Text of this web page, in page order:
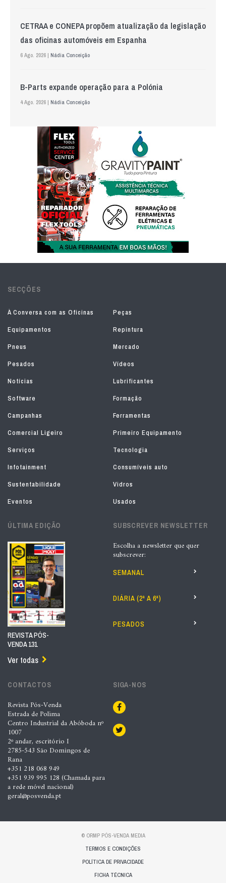
CETRAA e CONEPA propõem atualização da legislação
das oficinas automóveis em Espanha
6 Ago. 2026 | Nádia Conceição
B-Parts expande operação para a Polónia
4 Ago. 2026 | Nádia Conceição
SECÇÕES
À Conversa com as Oficinas
Peças
Equipamentos
Repintura
Pneus
Mercado
Pesados
Vídeos
Notícias
Lubrificantes
Software
Formação
Campanhas
Ferramentas
Comercial Ligeiro
Primeiro Equipamento
Serviços
Tecnologia
Infotainment
Consumíveis auto
Sustentabilidade
Vidros
Eventos
Usados
ÚLTIMA EDIÇÃO
REVISTA PÓS-
VENDA 131
Ver todas
SUBSCREVER NEWSLETTER
Escolha a newsletter que quer
subscrever:
SEMANAL
DIÁRIA (2ª A 6ª)
PESADOS
CONTACTOS
Revista Pós-Venda
Estrada de Polima
Centro Industrial da Abóboda nº
1007
2º andar, escritório I
2785-543 São Domingos de
Rana
+351 218 068 949
+351 939 995 128 (Chamada para
a rede móvel nacional)
geral@posvenda.pt
SIGA-NOS
© ORMP PÓS-VENDA MEDIA
TERMOS E CONDIÇÕES
POLÍTICA DE PRIVACIDADE
FICHA TÉCNICA